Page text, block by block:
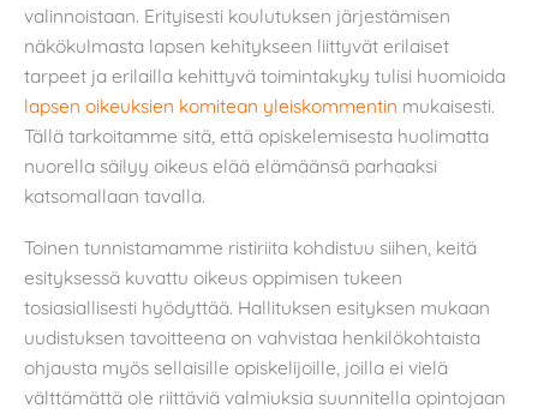
valinnoistaan. Erityisesti koulutuksen järjestämisen
näkökulmasta lapsen kehitykseen liittyvät erilaiset
tarpeet ja erilailla kehittyvä toimintakyky tulisi huomioida
lapsen oikeuksien komitean yleiskommentin mukaisesti.
Tällä tarkoitamme sitä, että opiskelemisesta huolimatta
nuorella säilyy oikeus elää elämäänsä parhaaksi
katsomallaan tavalla.
Toinen tunnistamamme ristiriita kohdistuu siihen, keitä
esityksessä kuvattu oikeus oppimisen tukeen
tosiasiallisesti hyödyttää. Hallituksen esityksen mukaan
uudistuksen tavoitteena on vahvistaa henkilökohtaista
ohjausta myös sellaisille opiskelijoille, joilla ei vielä
välttämättä ole riittäviä valmiuksia suunnitella opintojaan